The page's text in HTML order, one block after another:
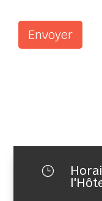
Envoyer
}